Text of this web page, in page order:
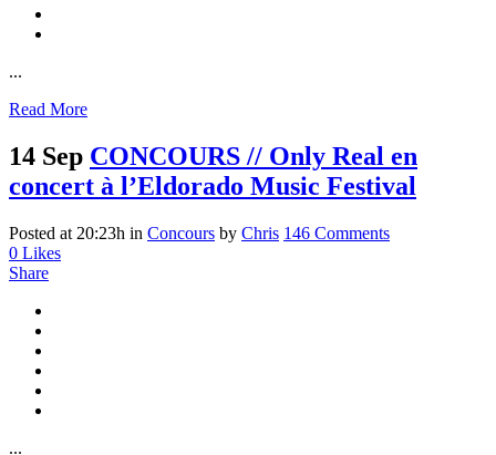
...
Read More
14 Sep CONCOURS // Only Real en
concert à l’Eldorado Music Festival
Posted at 20:23h in Concours by Chris 146 Comments
0 Likes
Share
...